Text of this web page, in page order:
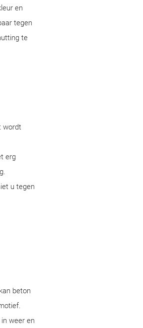
en
tegen
te
wordt
erg
u tegen
beton
weer en